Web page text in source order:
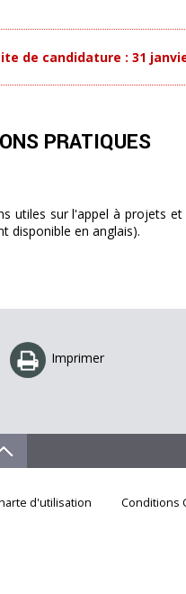
de candidature : 31
PRATIQUES
utiles sur l'appel à projets
disponible en anglais).
Imprimer
d'utilisation Conditions